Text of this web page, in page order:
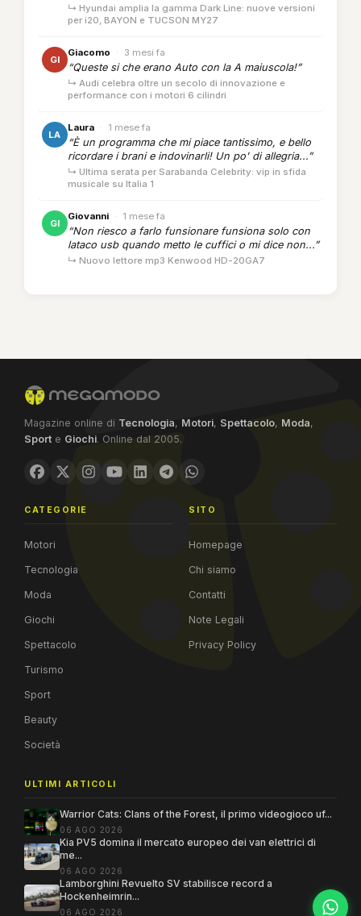
↳ Hyundai amplia la gamma Dark Line: nuove versioni
per i20, BAYON e TUCSON MY27
GI
Giacomo · 3 mesi fa
“Queste si che erano Auto con la A maiuscola!”
↳ Audi celebra oltre un secolo di innovazione e
performance con i motori 6 cilindri
LA
Laura · 1 mese fa
“È un programma che mi piace tantissimo, e bello
ricordare i brani e indovinarli! Un po' di allegria...”
↳ Ultima serata per Sarabanda Celebrity: vip in sfida
musicale su Italia 1
GI
Giovanni · 1 mese fa
“Non riesco a farlo funsionare funsiona solo con
lataco usb quando metto le cuffici o mi dice non...”
↳ Nuovo lettore mp3 Kenwood HD-20GA7
Magazine online di Tecnologia, Motori, Spettacolo, Moda,
Sport e Giochi. Online dal 2005.
CATEGORIE
Motori
Tecnologia
Moda
Giochi
Spettacolo
Turismo
Sport
Beauty
Società
SITO
Homepage
Chi siamo
Contatti
Note Legali
Privacy Policy
ULTIMI ARTICOLI
Warrior Cats: Clans of the Forest, il primo videogioco uf...
06 AGO 2026
Kia PV5 domina il mercato europeo dei van elettrici di
me...
06 AGO 2026
Lamborghini Revuelto SV stabilisce record a
Hockenheimrin...
06 AGO 2026